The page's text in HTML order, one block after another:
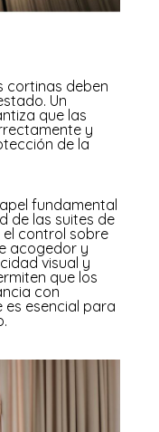
cortinas deben
. Un
que las
y
de la
fundamental
de las suites de
el control sobre
acogedor y
visual y
que los
con
esencial para